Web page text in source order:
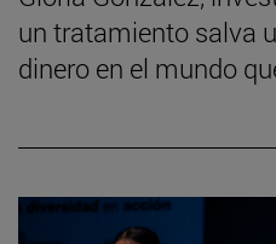
un tratamiento salva
dinero en el mundo